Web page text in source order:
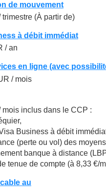
de mouvement
trimestre (À partir de)
à débit immédiat
/ an
en ligne (avec
/ mois
mois inclus dans le CCP :
Business à débit
(perte ou vol) des
banque à distance
tenue de compte (à 8,33 €/
au